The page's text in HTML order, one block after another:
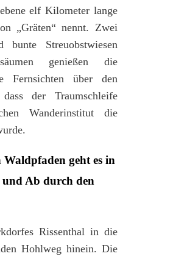
elf Kilometer lange
„Gräten“ nennt. Zwei
bunte Streuobstwiesen
genießen die
Fernsichten über den
der Traumschleife
Wanderinstitut die
geht es in
Ab durch den
Rissenthal in die
Hohlweg hinein. Die